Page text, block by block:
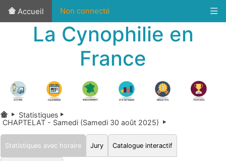
Accueil Non connecté
La Cynophilie en
France
Statistiques
CHAPTELAT - Samedi (Samedi 30 août 2025)
Statistiques avec horaire Jury Catalogue interactif